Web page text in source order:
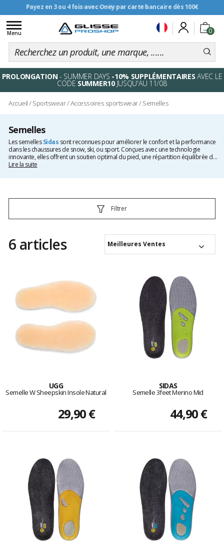
Payez en 3 ou 4 fois avec Oney par carte bancaire dès 100€
Livraison offerte dès 99€
0
Toggle
navigation
Menu
PROLONGATION - SUMMER DAYS -10% SUPPLÉMENTAIRES AVEC LE
CODE SUMMER10JUSQU'AU 11/08
Accueil/Sportswear/Accessoires sportswear/Semelles
Semelles
Les semellesSidas sont reconnues pour améliorer le confort et la performance
dans les chaussures de snow, ski, ou sport. Conçues avec une technologie
innovante, elles offrent un soutien optimal du pied, une répartition équilibrée de
la pression et une absorption efficace des chocs.
Lire la suite
Filtrer
6 articles Meilleures Ventes
UGG
Semelle W Sheepskin Insole Natural
29,90 €
SIDAS
Semelle 3feet Merino Mid
44,90 €